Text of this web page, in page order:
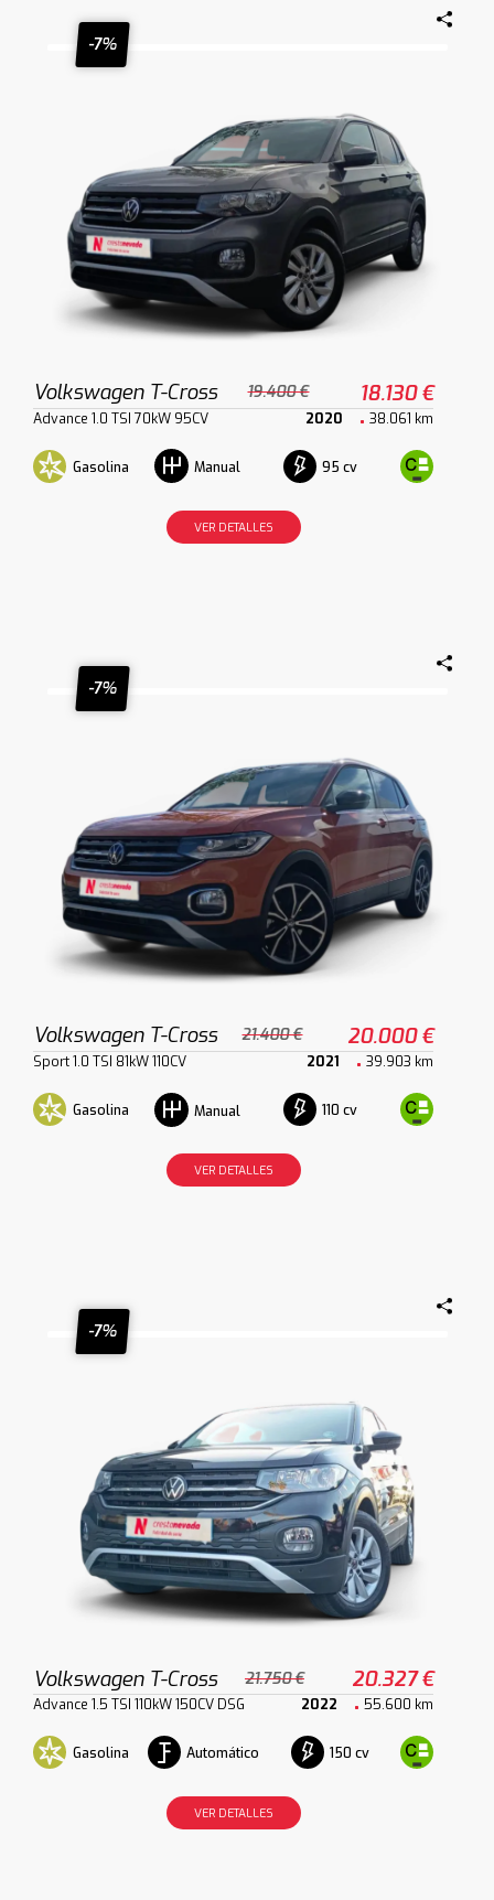
-7%
Volkswagen T-Cross 19.400 € 18.130 €
Advance 1.0 TSI 70kW 95CV 2020 38.061 km
Gasolina Manual 95 cv
VER DETALLES
-7%
Volkswagen T-Cross 21.400 € 20.000 €
Sport 1.0 TSI 81kW 110CV 2021 39.903 km
Gasolina Manual 110 cv
VER DETALLES
-7%
Volkswagen T-Cross 21.750 € 20.327 €
Advance 1.5 TSI 110kW 150CV DSG 2022 55.600 km
Gasolina Automático 150 cv
VER DETALLES